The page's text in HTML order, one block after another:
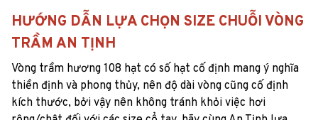
HƯỚNG DẪN LỰA CHỌN SIZE CHUỖI VÒNG
TRẦM AN TỊNH
Vòng trầm hương 108 hạt có số hạt cố định mang ý nghĩa
thiền định và phong thủy, nên độ dài vòng cũng cố định
kích thước, bởi vậy nên không tránh khỏi việc hơi